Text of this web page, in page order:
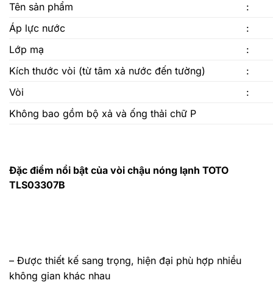
Tên sản phẩm
:
Áp lực nước
:
Lớp mạ
:
Kích thước vòi (từ tâm xả nước đến tường)
:
Vòi
:
Không bao gồm bộ xả và ống thải chữ P
Đặc điểm nổi bật của vòi chậu nóng lạnh TOTO
TLS03307B
– Được thiết kế sang trọng, hiện đại phù hợp nhiều
không gian khác nhau